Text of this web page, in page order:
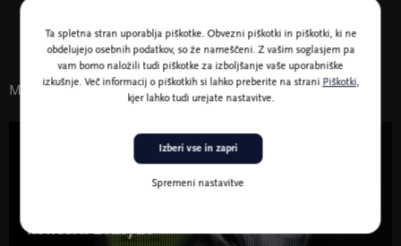
Morda vas zanima tudi
15. jul. 2025 - 15. jun. 2026
koncerti 2025/26
Ta spletna stran uporablja piškotke. Obvezni piškotki in piškotki, ki ne
obdelujejo osebnih podatkov, so že nameščeni. Z vašim soglasjem pa
vam bomo naložili tudi piškotke za izboljšanje vaše uporabniške
izkušnje. Več informacij o piškotkih si lahko preberite na strani Piškotki,
kjer lahko tudi urejate nastavitve.
Spremeni nastavitve
Izberi vse in zapri